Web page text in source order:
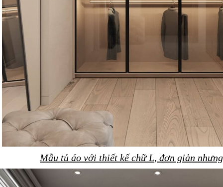
Mẫu tủ áo với thiết kế chữ L, đơn giản